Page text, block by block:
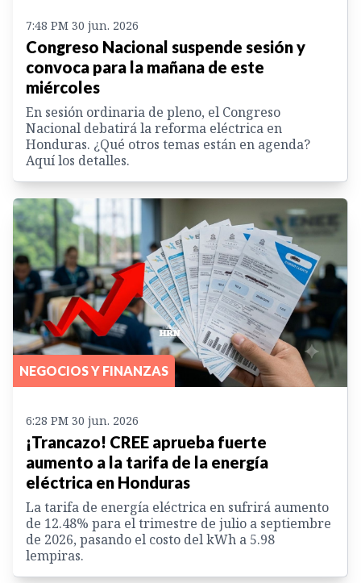
7:48 PM 30 jun. 2026
Congreso Nacional suspende sesión y
convoca para la mañana de este
miércoles
En sesión ordinaria de pleno, el Congreso
Nacional debatirá la reforma eléctrica en
Honduras. ¿Qué otros temas están en agenda?
Aquí los detalles.
NEGOCIOS Y FINANZAS
6:28 PM 30 jun. 2026
¡Trancazo! CREE aprueba fuerte
aumento a la tarifa de la energía
eléctrica en Honduras
La tarifa de energía eléctrica en sufrirá aumento
de 12.48% para el trimestre de julio a septiembre
de 2026, pasando el costo del kWh a 5.98
lempiras.